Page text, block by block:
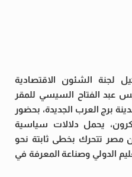
لجنة الشئون الاقتصادية
عبد الفتاح السيسي للمقر
برج العرب الجديدة، بحضور
يحمل دلالات سياسية
مصر تتحرك بخطى ثابتة نحو
الدولي وصناعة المعرفة في